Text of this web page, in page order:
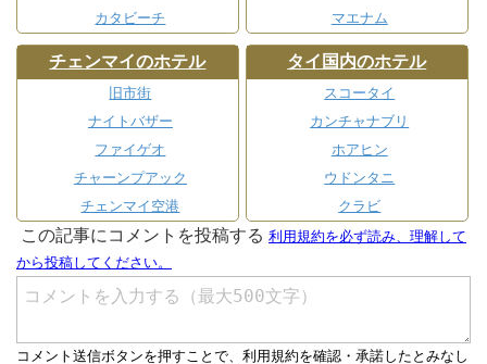
カタビーチ
マエナム
チェンマイのホテル
旧市街
ナイトバザー
ファイゲオ
チャーンプアック
チェンマイ空港
タイ国内のホテル
スコータイ
カンチャナブリ
ホアヒン
ウドンタニ
クラビ